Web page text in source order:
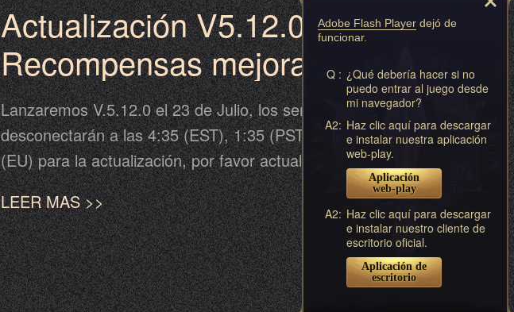
Actualización V5.12.0
Recompensas mejoradas para
regalos en línea, Puerta de los
lamentos y Misiones semanales.
Lanzaremos V.5.12.0 el 23 de Julio, los servidores se
desconectarán a las 4:35 (EST), 1:35 (PST), 16:35 (HKT), 10:35
(EU) para la actualización, por favor actualice la página para
completar la actualización. La actualización puede ser anterior o
posterior al calendario propuesto, por favor tome el anuncio de
desplazamiento en el juego como estándar. Revise a
continuación para más detalles.
LEER MAS >>
Adobe Flash Player dejó de
funcionar.
Q : ¿Qué debería hacer si no
puedo entrar al juego desde
mi navegador?
A2: Haz clic aquí para descargar
e instalar nuestra aplicación
web-play.
Aplicación
web-play
A2: Haz clic aquí para descargar
e instalar nuestro cliente de
escritorio oficial.
Aplicación de
escritorio